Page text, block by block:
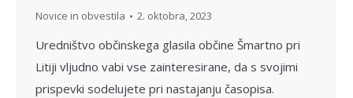
Novice in obvestila 2. oktobra, 2023
Uredništvo občinskega glasila občine Šmartno pri
Litiji vljudno vabi vse zainteresirane, da s svojimi
prispevki sodelujete pri nastajanju časopisa.